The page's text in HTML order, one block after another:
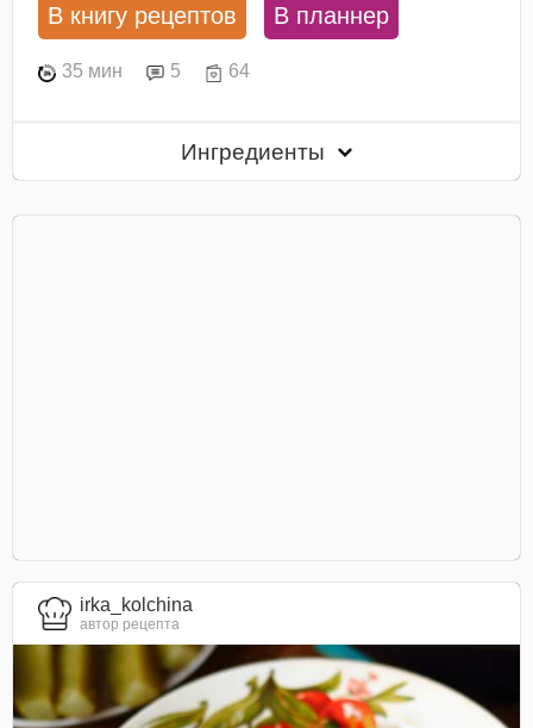
В книгу рецептов В планнер
35 мин 5 64
Ингредиенты
irka_kolchina
автор рецепта